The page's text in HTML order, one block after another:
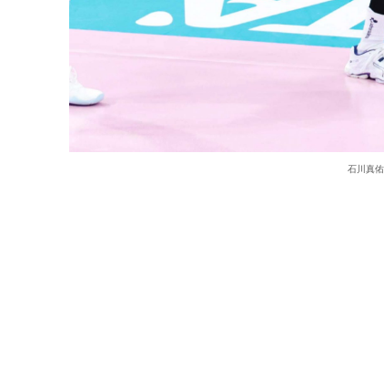
石川真